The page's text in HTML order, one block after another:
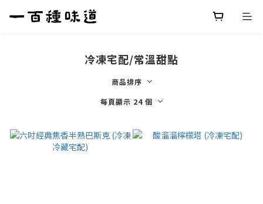
冷凍宅配/常溫甜點
商品排序
每頁顯示 24 個